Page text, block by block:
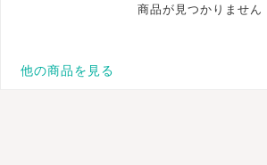
商品が見つかりません
他の商品を見る